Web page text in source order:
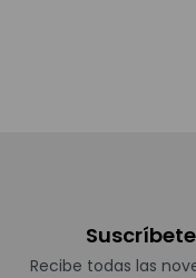
Recibe todas las